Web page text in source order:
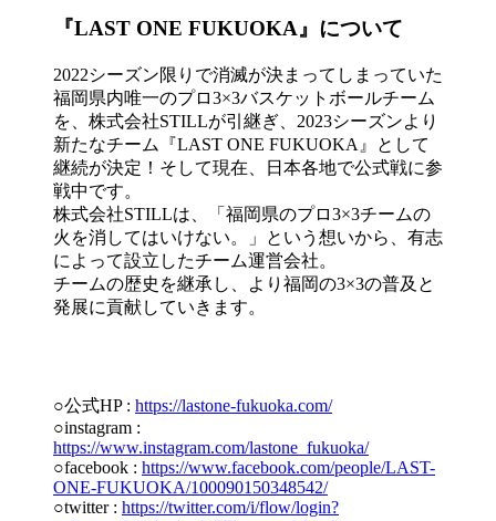
『LAST ONE FUKUOKA』について
2022シーズン限りで消滅が決まってしまっていた
福岡県内唯一のプロ3×3バスケットボールチーム
を、株式会社STILLが引継ぎ、2023シーズンより
新たなチーム『LAST ONE FUKUOKA』として
継続が決定！そして現在、日本各地で公式戦に参
戦中です。
株式会社STILLは、「福岡県のプロ3×3チームの
火を消してはいけない。」という想いから、有志
によって設立したチーム運営会社。
チームの歴史を継承し、より福岡の3×3の普及と
発展に貢献していきます。
○公式HP : https://lastone-fukuoka.com/
○instagram :
https://www.instagram.com/lastone_fukuoka/
○facebook : https://www.facebook.com/people/LAST-
ONE-FUKUOKA/100090150348542/
○twitter : https://twitter.com/i/flow/login?